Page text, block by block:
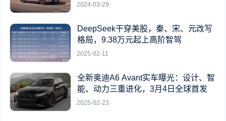
2024-03-29
DeepSeek干穿美股，秦、宋、元改写
格局，9.38万元起上高阶智驾
2025-02-11
全新奥迪A6 Avant实车曝光：设计、智
能、动力三重进化，3月4日全球首发
2025-02-23